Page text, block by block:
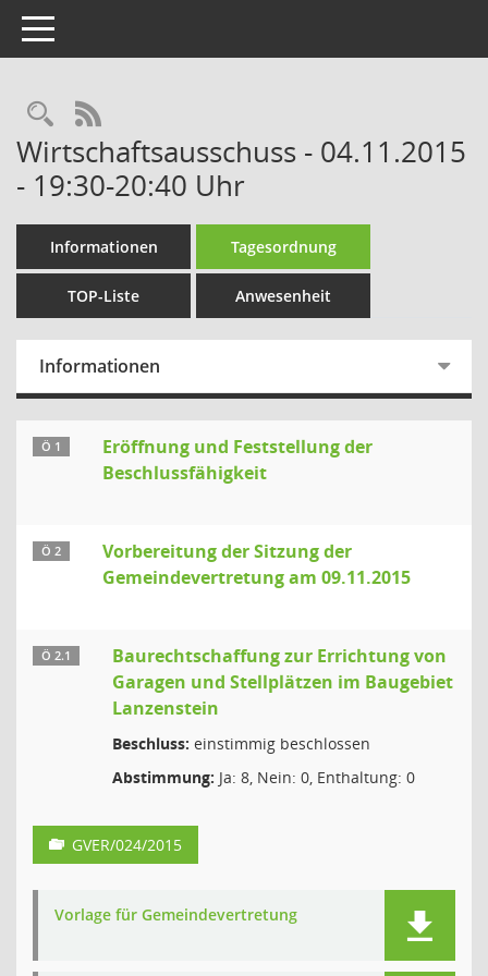
Toggle navigation
Rechercheauswahl
RSS-Feed
Wirtschaftsausschuss - 04.11.2015
- 19:30-20:40 Uhr
Informationen Tagesordnung
TOP-Liste Anwesenheit
Informationen
Ö 1
Eröffnung und Feststellung der
Beschlussfähigkeit
Ö 2
Vorbereitung der Sitzung der
Gemeindevertretung am 09.11.2015
Ö 2.1
Baurechtschaffung zur Errichtung von
Garagen und Stellplätzen im Baugebiet
Lanzenstein
Beschluss: einstimmig beschlossen
Abstimmung: Ja: 8, Nein: 0, Enthaltung: 0
GVER/024/2015
Vorlage für Gemeindevertretung